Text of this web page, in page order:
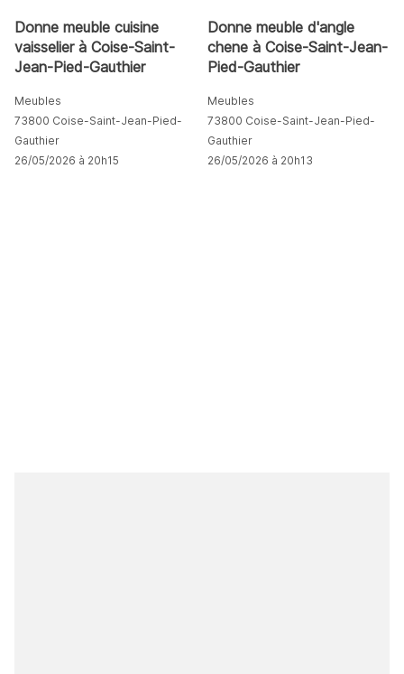
Donne meuble cuisine
vaisselier à Coise-Saint-
Jean-Pied-Gauthier
Meubles
73800 Coise-Saint-Jean-Pied-
Gauthier
26/05/2026 à 20h15
Donne meuble d'angle
chene à Coise-Saint-Jean-
Pied-Gauthier
Meubles
73800 Coise-Saint-Jean-Pied-
Gauthier
26/05/2026 à 20h13